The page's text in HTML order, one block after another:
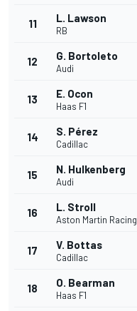
11 L. Lawson
RB
12 G. Bortoleto
Audi
13 E. Ocon
Haas F1
14 S. Pérez
Cadillac
15 N. Hulkenberg
Audi
16 L. Stroll
Aston Martin Racing
17 V. Bottas
Cadillac
18 O. Bearman
Haas F1